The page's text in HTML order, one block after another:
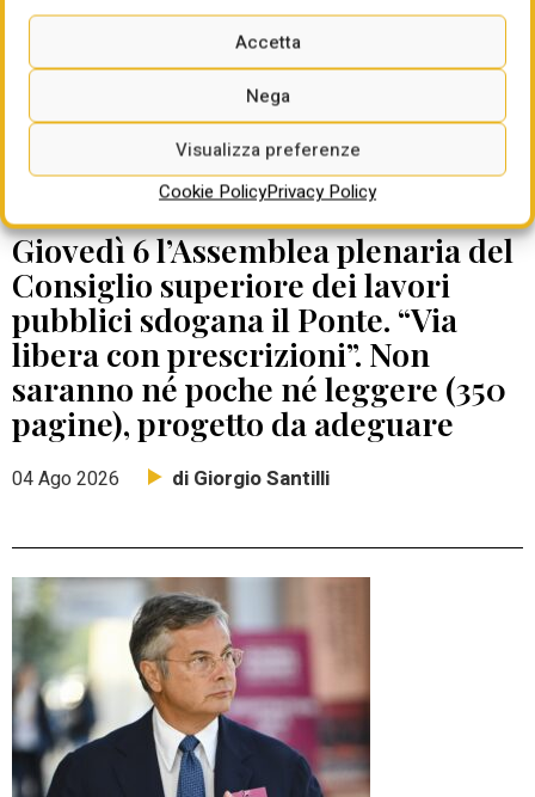
Accetta
Nega
Visualizza preferenze
Cookie PolicyPrivacy Policy
DATE DA RICORDARE
Giovedì 6 l’Assemblea plenaria del
Consiglio superiore dei lavori
pubblici sdogana il Ponte. “Via
libera con prescrizioni”. Non
saranno né poche né leggere (350
pagine), progetto da adeguare
04 Ago 2026 di Giorgio Santilli